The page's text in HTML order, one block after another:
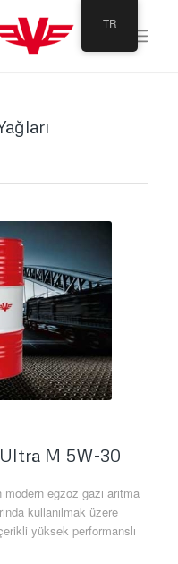
M 5W-30
egzoz gazı arıtma
kullanılmak üzere
yüksek performanslı
TR